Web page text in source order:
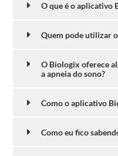
O que é o aplicativo
Quem pode utilizar
O Biologix oferece
a apneia do sono?
Como o aplicativo
Como eu fico